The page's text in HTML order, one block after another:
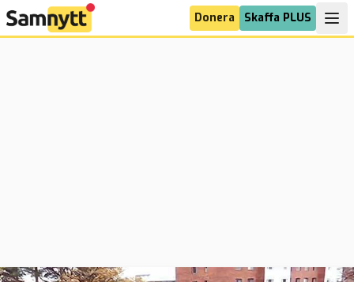
Donera Skaffa PLUS